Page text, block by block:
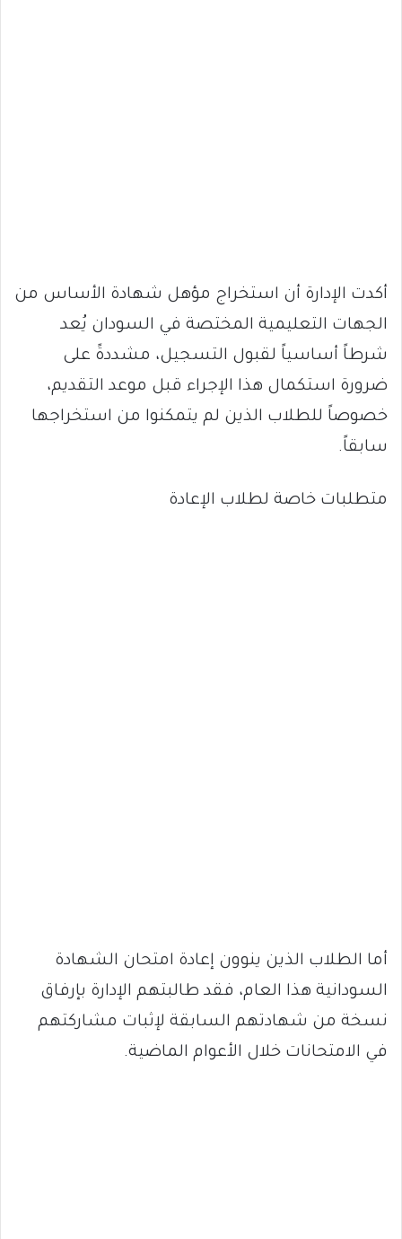
أكدت الإدارة أن استخراج مؤهل شهادة الأساس من
الجهات التعليمية المختصة في السودان يُعد
شرطاً أساسياً لقبول التسجيل، مشددةً على
ضرورة استكمال هذا الإجراء قبل موعد التقديم،
خصوصاً للطلاب الذين لم يتمكنوا من استخراجها
سابقاً.
متطلبات خاصة لطلاب الإعادة
أما الطلاب الذين ينوون إعادة امتحان الشهادة
السودانية هذا العام، فقد طالبتهم الإدارة بإرفاق
نسخة من شهادتهم السابقة لإثبات مشاركتهم
في الامتحانات خلال الأعوام الماضية.